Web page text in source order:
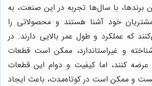
برندها، با سال‌ها تجربه در این صنعت، به
خود آشنا هستند و محصولاتی را
که عملکرد و طول عمر بالایی دارند. در
و غیراستاندارد، ممکن است قطعات
عرضه کنند، اما کیفیت و دوام این قطعات
و ممکن است در کوتاه‌مدت، باعث ایجاد